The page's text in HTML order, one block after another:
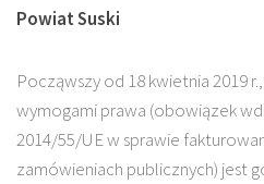
Powiat Suski
Począwszy od 18 kwietnia 2019
wymogami prawa (obowiązek
2014/55/UE w sprawie
zamówieniach publicznych) jest